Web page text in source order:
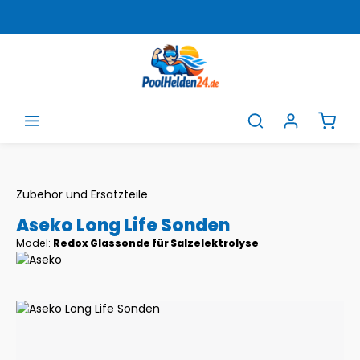
Zubehör und Ersatzteile
Aseko Long Life Sonden
Model: Redox Glassonde für Salzelektrolyse
Bildergalerie überspringen